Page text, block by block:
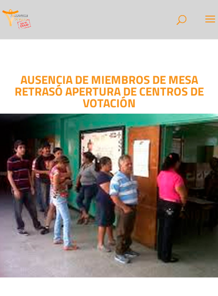
AUSENCIA DE MIEMBROS DE MESA
RETRASÓ APERTURA DE CENTROS DE
VOTACIÓN